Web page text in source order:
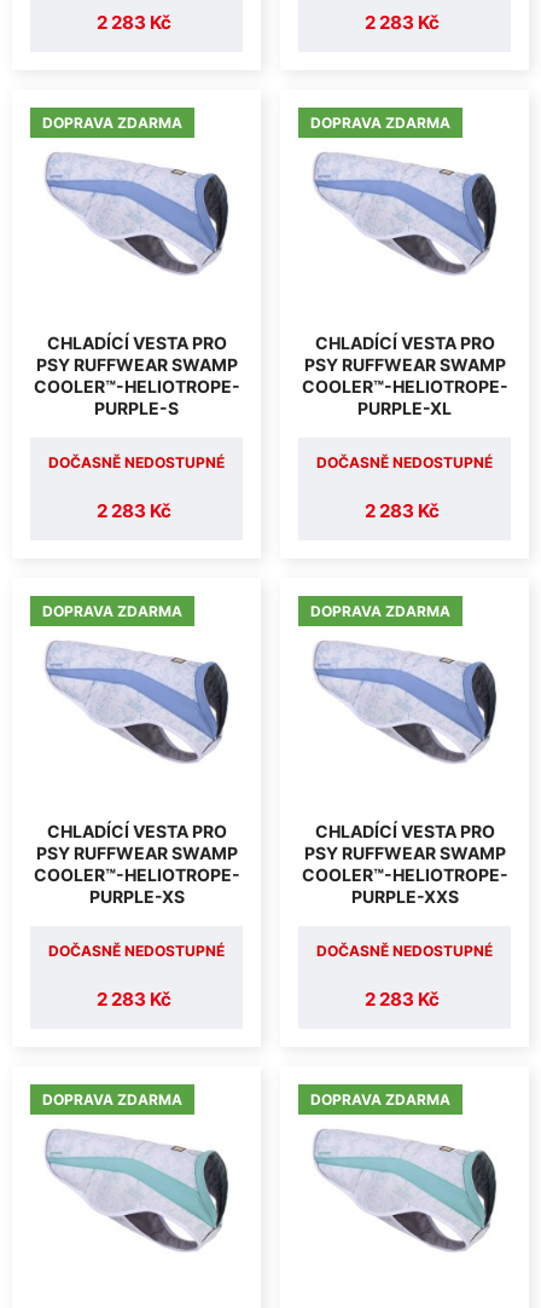
2 283 Kč 2 283 Kč
DOPRAVA ZDARMA
CHLADÍCÍ VESTA PRO
PSY RUFFWEAR SWAMP
COOLER™-HELIOTROPE-
PURPLE-S
2 283 Kč
DOČASNĚ NEDOSTUPNÉ
DOPRAVA ZDARMA
CHLADÍCÍ VESTA PRO
PSY RUFFWEAR SWAMP
COOLER™-HELIOTROPE-
PURPLE-XL
2 283 Kč
DOČASNĚ NEDOSTUPNÉ
DOPRAVA ZDARMA
CHLADÍCÍ VESTA PRO
PSY RUFFWEAR SWAMP
COOLER™-HELIOTROPE-
PURPLE-XS
2 283 Kč
DOČASNĚ NEDOSTUPNÉ
DOPRAVA ZDARMA
CHLADÍCÍ VESTA PRO
PSY RUFFWEAR SWAMP
COOLER™-HELIOTROPE-
PURPLE-XXS
2 283 Kč
DOČASNĚ NEDOSTUPNÉ
DOPRAVA ZDARMA DOPRAVA ZDARMA